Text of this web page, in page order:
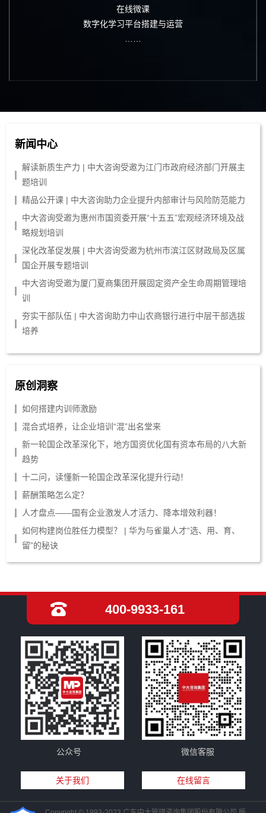
在线微课
数字化学习平台搭建与运营
……
新闻中心
解读新质生产力 | 中大咨询受邀为江门市政府经济部门开展主
题培训
精品公开课 | 中大咨询助力企业提升内部审计与风险防范能力
中大咨询受邀为惠州市国资委开展“十五五”宏观经济环境及战
略规划培训
深化改革促发展 | 中大咨询受邀为杭州市滨江区财政局及区属
国企开展专题培训
中大咨询受邀为厦门夏商集团开展固定资产全生命周期管理培
训
夯实干部队伍 | 中大咨询助力中山农商银行进行中层干部选拔
培养
原创洞察
如何搭建内训师激励
混合式培养，让企业培训“混”出名堂来
新一轮国企改革深化下，地方国资优化国有资本布局的八大新
趋势
十二问，读懂新一轮国企改革深化提升行动！
薪酬策略怎么定？
人才盘点——国有企业激发人才活力、降本增效利器！
如何构建岗位胜任力模型？ | 华为与雀巢人才“选、用、育、
留”的秘诀
400-9933-161
公众号 微信客服
关于我们 在线留言